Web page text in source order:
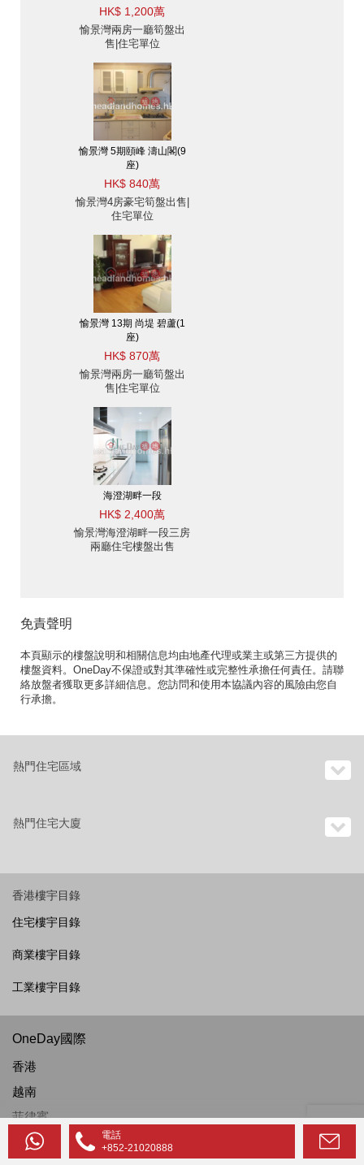
HK$ 1,200萬
愉景灣兩房一廳筍盤出
售|住宅單位
愉景灣 5期頤峰 濤山閣(9
座)
HK$ 840萬
愉景灣4房豪宅筍盤出售|
住宅單位
愉景灣 13期 尚堤 碧蘆(1
座)
HK$ 870萬
愉景灣兩房一廳筍盤出
售|住宅單位
海澄湖畔一段
HK$ 2,400萬
愉景灣海澄湖畔一段三房
兩廳住宅樓盤出售
免責聲明
本頁顯示的樓盤說明和相關信息均由地產代理或業主或第三方提供的
樓盤資料。OneDay不保證或對其準確性或完整性承擔任何責任。請聯
絡放盤者獲取更多詳細信息。您訪問和使用本協議內容的風險由您自
行承擔。
電話
+852-21020888
熱門住宅區域
熱門住宅大廈
香港樓宇目錄
住宅樓宇目錄
商業樓宇目錄
工業樓宇目錄
OneDay國際
香港
越南
菲律賓
泰國